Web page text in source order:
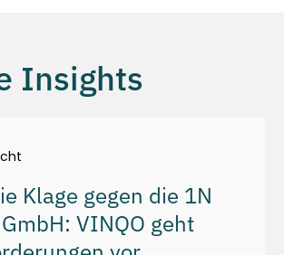
Insights
Klage gegen die 1N
VINQO geht